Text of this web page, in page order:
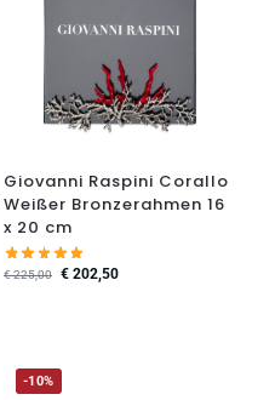
Giovanni Raspini Corallo
Weißer Bronzerahmen 16
x 20 cm
€225,00 € 202,50
-10%